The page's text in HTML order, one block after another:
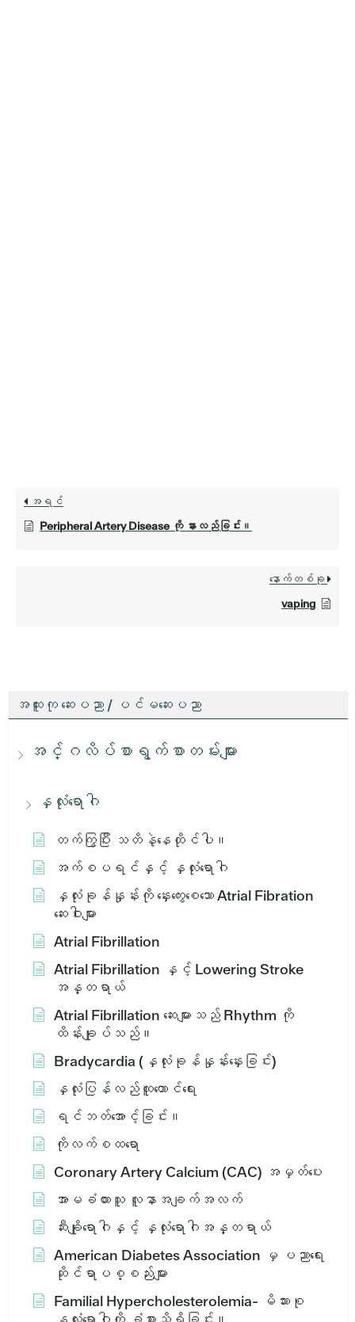
အထူးကု ဆေးပညာ / ပင်မဆေးပညာ
အင်္ဂလိပ်စာရွက်စာတမ်းများ
နှလုံးရောဂါ
တက်ကြွပြီး သတိနဲ့နေထိုင်ပါ။
အက်စပရင်နှင့် နှလုံးရောဂါ
နှလုံးခုန်နှုန်းကို နှေးကွေးစေသော Atrial Fibration
ဆေးဝါးများ
Atrial Fibrillation
Atrial Fibrillation နှင့် Lowering Stroke
အန္တရာယ်
Atrial Fibrillation ဆေးများသည် Rhythm ကို
ထိန်းချုပ်သည်။
Bradycardia (နှလုံးခုန်နှုန်းနှေးခြင်း)
နှလုံးပြန်လည်ထူထောင်ရေး
ရင်ဘတ်အောင့်ခြင်း။
ကိုလက်စထရော
Coronary Artery Calcium (CAC) အမှတ်ပေး
အာမခံထားသူ လူနာအချက်အလက်
ဆီးချိုရောဂါနှင့် နှလုံးရောဂါအန္တရာယ်
American Diabetes Association မှ ပညာရေး
ဆိုင်ရာပစ္စည်းများ
Familial Hypercholesterolemia- မိသားစု
အရင်
Peripheral Artery Disease ကို နားလည်ခြင်း။
နောက်တစ်ခု
vaping